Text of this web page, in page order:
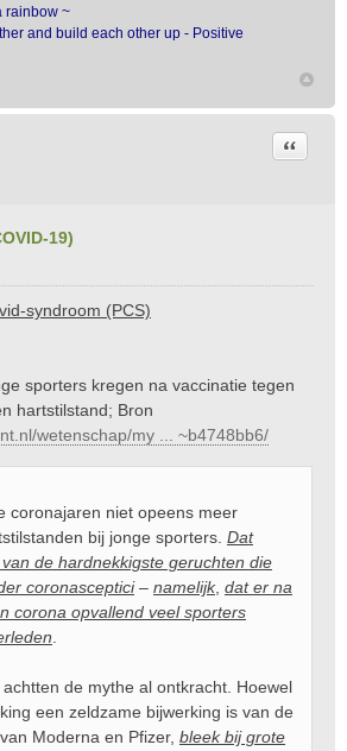
rainbow ~
and build each other up - Positive
19)
Citeer
syndroom (PCS)
sporters kregen na vaccinatie tegen
hartstilstand; Bron
wetenschap/my ... ~b4748bb6/
coronajaren niet opeens meer
bij jonge sporters. Dat
de hardnekkigste geruchten die
coronasceptici– namelijk, dat er na
corona opvallend veel sporters
de mythe al ontkracht. Hoewel
een zeldzame bijwerking is van de
Moderna en Pfizer, bleek bij grote